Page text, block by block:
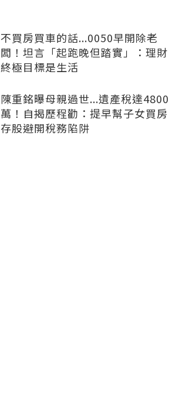
不買房買車的話...0050早開除老
闆！坦言「起跑晚但踏實」：理財
終極目標是生活
陳重銘曝母親過世...遺產稅達4800
萬！自揭歷程勸：提早幫子女買房
存股避開稅務陷阱